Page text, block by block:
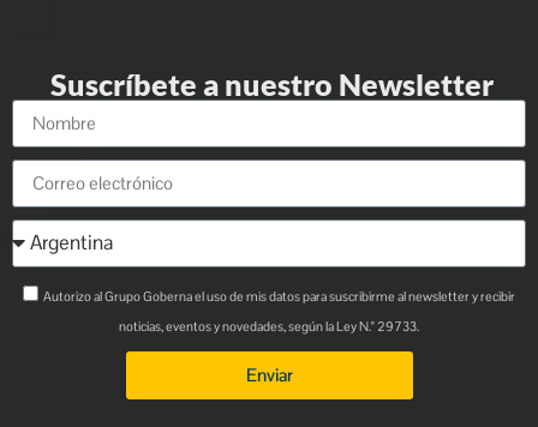
Suscríbete a nuestro Newsletter
Autorizo al Grupo Goberna el uso de mis datos para suscribirme al newsletter y recibir
noticias, eventos y novedades, según la Ley N.° 29733.
Enviar